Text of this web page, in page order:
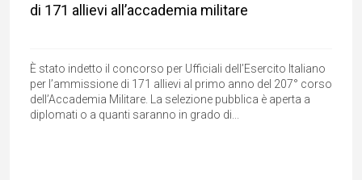
di 171 allievi all’accademia militare
È stato indetto il concorso per Ufficiali dell’Esercito Italiano
per l’ammissione di 171 allievi al primo anno del 207° corso
dell’Accademia Militare. La selezione pubblica è aperta a
diplomati o a quanti saranno in grado di...